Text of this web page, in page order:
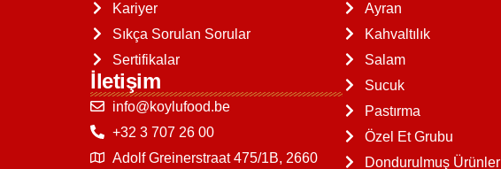
Kariyer
Sıkça Sorulan Sorular
Sertifikalar
İletişim
info@koylufood.be
+32 3 707 26 00
Adolf Greinerstraat 475/1B, 2660
Ayran
Kahvaltılık
Salam
Sucuk
Pastırma
Özel Et Grubu
Dondurulmuş Ürünler